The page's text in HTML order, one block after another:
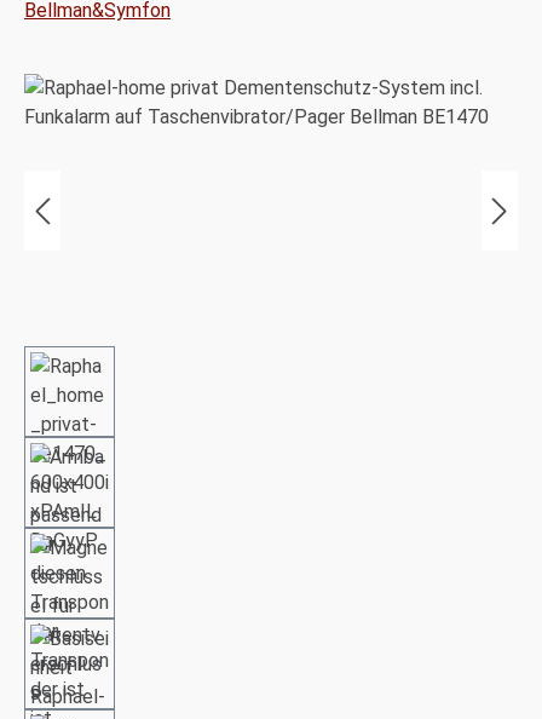
Bildergalerie überspringen